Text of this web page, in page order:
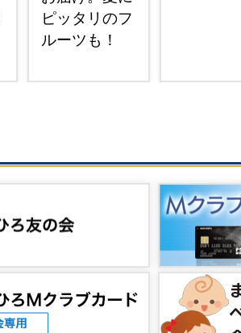
ピッタリのフ
ルーツも！